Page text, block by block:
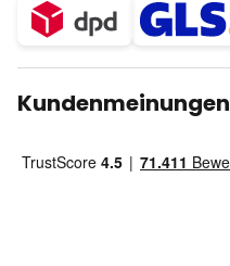
Kundenmeinungen